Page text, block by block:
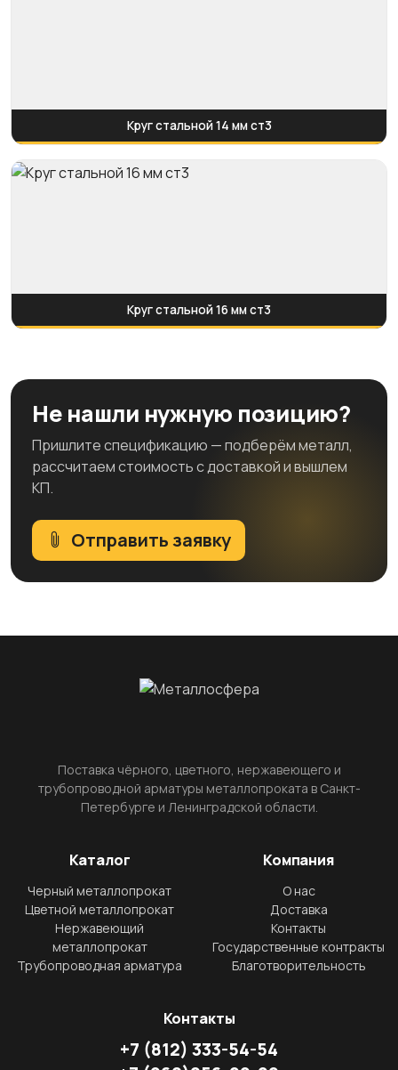
Круг стальной 14 мм ст3
Круг стальной 16 мм ст3
Не нашли нужную позицию?
Пришлите спецификацию — подберём металл,
рассчитаем стоимость с доставкой и вышлем
КП.
Отправить заявку
Поставка чёрного, цветного, нержавеющего и
трубопроводной арматуры металлопроката в Санкт-
Петербурге и Ленинградской области.
Каталог
Черный металлопрокат
Цветной металлопрокат
Нержавеющий
металлопрокат
Трубопроводная арматура
Компания
О нас
Доставка
Контакты
Государственные контракты
Благотворительность
Контакты
+7 (812) 333-54-54